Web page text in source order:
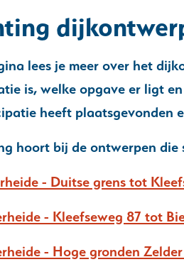
lees je meer over het
is, welke opgave er ligt
heeft plaatsgevonden
hoort bij de ontwerpen die
- Duitse grens tot
- Kleefseweg 87 tot
- Hoge gronden Zelder